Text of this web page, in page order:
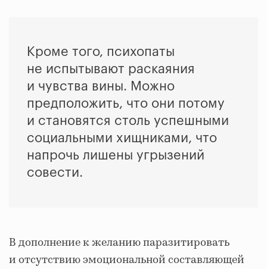
Кроме того, психопаты
не испытывают раскаяния
и чувства вины. Можно
предположить, что они потому
и становятся столь успешными
социальными хищниками, что
напрочь лишены угрызений
совести.
В дополнение к желанию паразитировать
и отсутствию эмоциональной составляющей